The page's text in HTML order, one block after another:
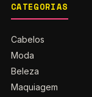
CATEGORIAS
Cabelos
Moda
Beleza
Maquiagem